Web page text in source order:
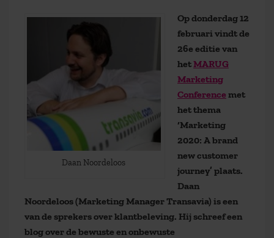
Daan Noordeloos
Op donderdag 12
februari vindt de
26e editie van
hetMARUG
Marketing
Conference met
het thema
‘Marketing
2020: A brand
new customer
journey’ plaats.
Daan
Noordeloos (Marketing Manager Transavia) is een
van de sprekers over klantbeleving. Hij schreef een
blog over de bewuste en onbewuste